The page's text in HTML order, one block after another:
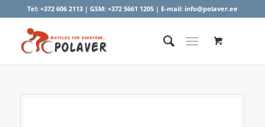
Tel: +372 606 2113| GSM: +372 5661 1205| E-mail: info@polaver.ee